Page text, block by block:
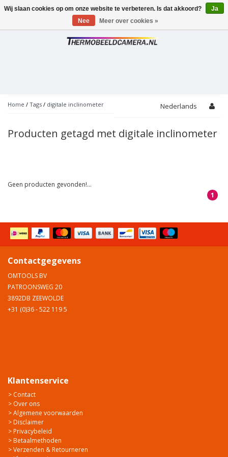
Toggle
Home / Tags / digitale inclinometer Nederlands
Producten getagd met digitale inclinometer
Geen producten gevonden!...
1
Contactgegevens
OMTOOLS BV
PATROONSWEG 20
3892DB ZEEWOLDE
+31 (0)36 - 522 119 5
Klantenservice
> Contact
> Over ons
> Algemene voorwaarden
> Disclaimer
> Privacybeleid
> Betaalmethoden
> Verzenden & Retourneren
Wij slaan cookies op om onze website te verbeteren. Is dat akkoord?
Ja
Nee
Meer over cookies »